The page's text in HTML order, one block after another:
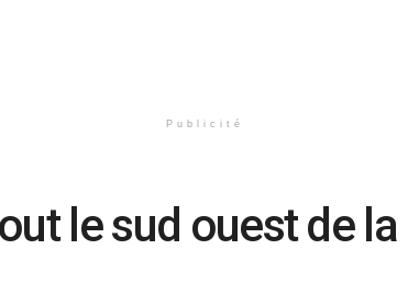
Publicité
le sud ouest de la